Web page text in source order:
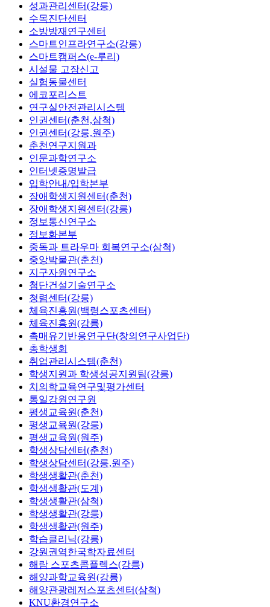
성과관리센터(강릉)
수목진단센터
소방방재연구센터
스마트인프라연구소(강릉)
스마트캠퍼스(e-루리)
시설물 고장신고
실험동물센터
에코포리스트
연구실안전관리시스템
인권센터(춘천,삼척)
인권센터(강릉,원주)
춘천연구지원과
인문과학연구소
인터넷증명발급
입학안내/입학본부
장애학생지원센터(춘천)
장애학생지원센터(강릉)
정보통신연구소
정보화본부
중독과 트라우마 회복연구소(삼척)
중앙박물관(춘천)
지구자원연구소
첨단건설기술연구소
청렴센터(강릉)
체육진흥원(백령스포츠센터)
체육진흥원(강릉)
촉매유기반응연구단(창의연구사업단)
총학생회
취업관리시스템(춘천)
학생지원과 학생성공지원팀(강릉)
치의학교육연구및평가센터
통일강원연구원
평생교육원(춘천)
평생교육원(강릉)
평생교육원(원주)
학생상담센터(춘천)
학생상담센터(강릉,원주)
학생생활관(춘천)
학생생활관(도계)
학생생활관(삼척)
학생생활관(강릉)
학생생활관(원주)
학습클리닉(강릉)
강원권역한국학자료센터
해람 스포츠콤플렉스(강릉)
해양과학교육원(강릉)
해양관광레저스포츠센터(삼척)
KNU환경연구소